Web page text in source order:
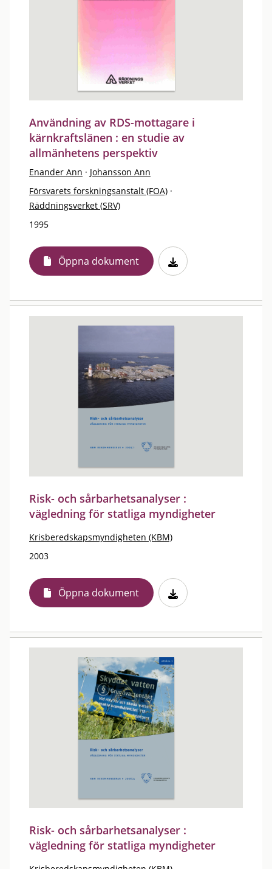
Användning av RDS-mottagare i
kärnkraftslänen : en studie av
allmänhetens perspektiv
Enander Ann · Johansson Ann
Försvarets forskningsanstalt (FOA) ·
Räddningsverket (SRV)
1995
Öppna dokument
Risk- och sårbarhetsanalyser :
vägledning för statliga myndigheter
Krisberedskapsmyndigheten (KBM)
2003
Öppna dokument
Risk- och sårbarhetsanalyser :
vägledning för statliga myndigheter